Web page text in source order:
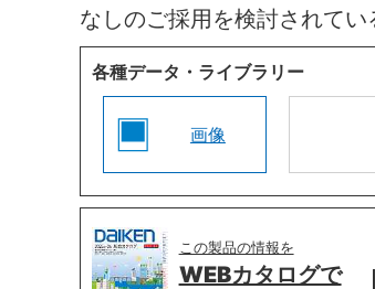
なしのご採用を検討されて
各種データ・ライブラリー
画像
この製品の情報を
WEBカタログで